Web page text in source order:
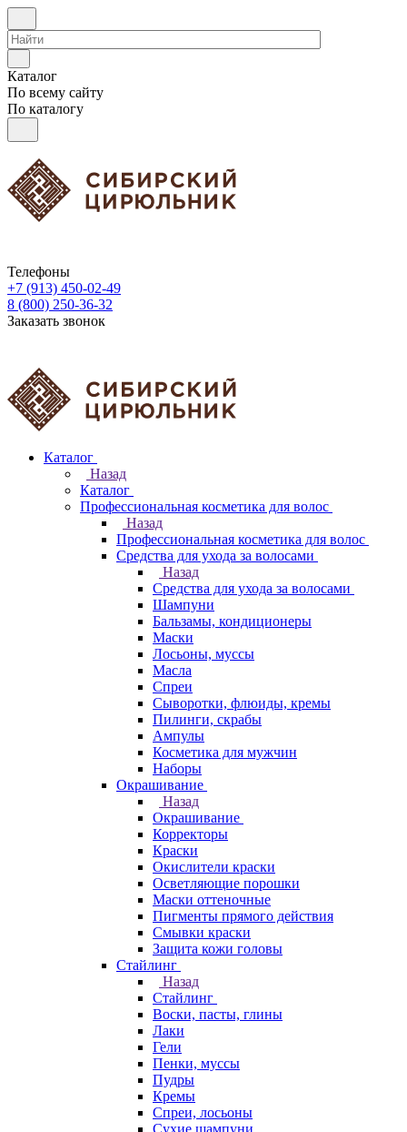
Каталог
По всему сайту
По каталогу
Телефоны
+7 (913) 450-02-49
8 (800) 250-36-32
Заказать звонок
Каталог
Назад
Каталог
Профессиональная косметика для волос
Назад
Профессиональная косметика для волос
Средства для ухода за волосами
Назад
Средства для ухода за волосами
Шампуни
Бальзамы, кондиционеры
Маски
Лосьоны, муссы
Масла
Спреи
Сыворотки, флюиды, кремы
Пилинги, скрабы
Ампулы
Косметика для мужчин
Наборы
Окрашивание
Назад
Окрашивание
Корректоры
Краски
Окислители краски
Осветляющие порошки
Маски оттеночные
Пигменты прямого действия
Смывки краски
Защита кожи головы
Стайлинг
Назад
Стайлинг
Воски, пасты, глины
Лаки
Гели
Пенки, муссы
Пудры
Кремы
Спреи, лосьоны
Сухие шампуни